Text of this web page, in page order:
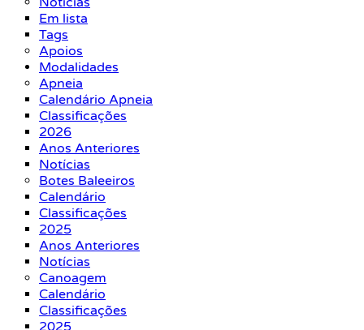
Em lista
Tags
Apoios
Modalidades
Apneia
Calendário Apneia
Classificações
2026
Anos Anteriores
Notícias
Botes Baleeiros
Calendário
Classificações
2025
Anos Anteriores
Notícias
Canoagem
Calendário
Classificações
2025